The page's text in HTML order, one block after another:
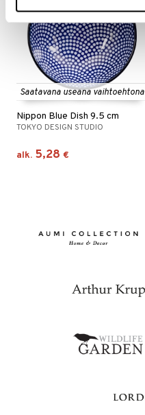
Saatavana useana vaihtoehtona
Nippon Blue Dish 9.5 cm
TOKYO DESIGN STUDIO
alk. 5,28 €